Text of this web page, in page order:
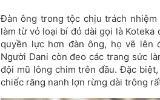
Đàn ông trong tộc chịu trách
làm từ vỏ loại bí đỏ dài gọi là
quyền lực hơn đàn ông, họ vẽ lên
Người Dani còn đeo các trang sức
đội mũ lông chim trên đầu. Đặc
chiếc răng nanh lợn rừng dài trông